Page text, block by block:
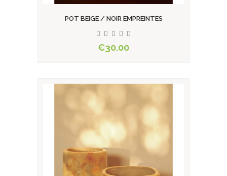
POT BEIGE / NOIR EMPREINTES
€30.00